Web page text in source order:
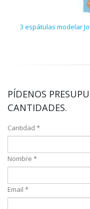
3 espátulas modelar
PÍDENOS
CANTIDADES.
Cantidad *
Nombre *
Email *